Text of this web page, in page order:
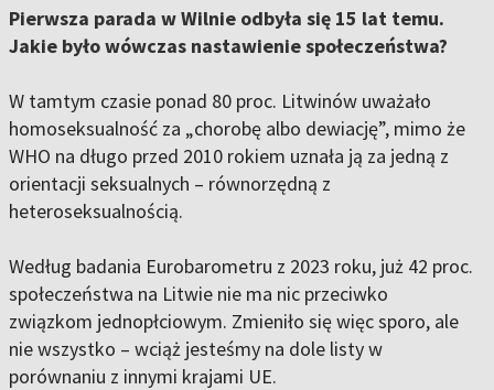
Pierwsza parada w Wilnie odbyła się 15 lat temu.
Jakie było wówczas nastawienie społeczeństwa?
W tamtym czasie ponad 80 proc. Litwinów uważało
homoseksualność za „chorobę albo dewiację”, mimo że
WHO na długo przed 2010 rokiem uznała ją za jedną z
orientacji seksualnych – równorzędną z
heteroseksualnością.
Według badania Eurobarometru z 2023 roku, już 42 proc.
społeczeństwa na Litwie nie ma nic przeciwko
związkom jednopłciowym. Zmieniło się więc sporo, ale
nie wszystko – wciąż jesteśmy na dole listy w
porównaniu z innymi krajami UE.